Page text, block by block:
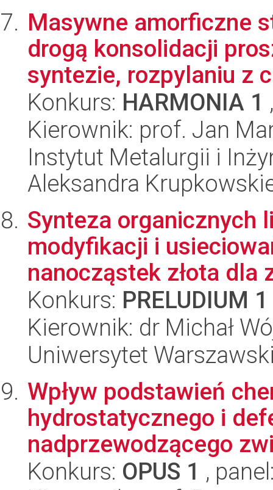
Masywne amorficzne
drogą konsolidacji
syntezie, rozpylaniu z
Konkurs: HARMONIA 1
Kierownik: prof. Jan
Instytut Metalurgii i
Aleksandra
Synteza organicznych
modyfikacji i
nanocząstek złota dla
Konkurs: PRELUDIUM 1
Kierownik: dr Michał
Uniwersytet
Wpływ podstawień
hydrostatycznego i
nadprzewodzącego
Konkurs: OPUS 1 ,